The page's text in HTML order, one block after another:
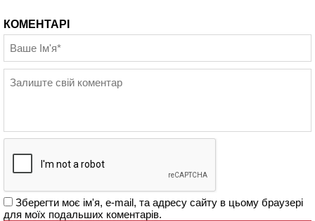
КОМЕНТАРІ
Зберегти моє ім'я, e-mail, та адресу сайту в цьому браузері
для моїх подальших коментарів.